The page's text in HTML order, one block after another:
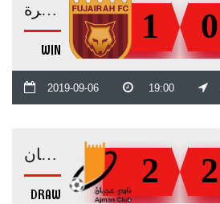
1 الفجيرة
WIN
0
2019-09-06 19:00
2 عجمان
DRAW
2